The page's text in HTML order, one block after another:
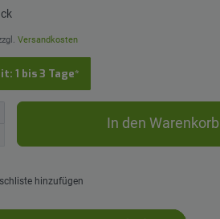
Versandkosten
1 bis 3 Tage*
In den Warenkorb
hinzufügen